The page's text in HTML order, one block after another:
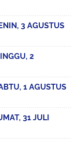
3 AGUSTUS
2
1 AGUSTUS
31 JULI